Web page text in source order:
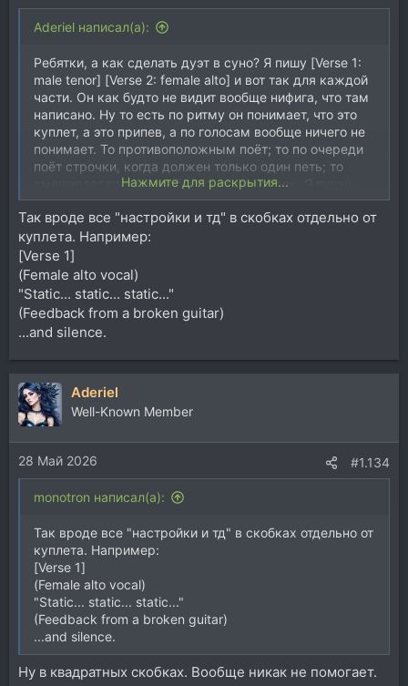
Aderiel написал(а):
Ребятки, а как сделать дуэт в суно? Я пишу [Verse 1:
male tenor] [Verse 2: female alto] и вот так для каждой
части. Он как будто не видит вообще нифига, что там
написано. Ну то есть по ритму он понимает, что это
куплет, а это припев, а по голосам вообще ничего не
понимает. То противоположным поёт; то по очереди
поёт строчки, когда должен только один петь; то
смешивает голоса вообще посреди строк. Я пишу:
[Verse 1: only male tenor], [Verse 2: only female alto] - не
понимает.
Я убрала теноры, альты, он всё равно ниче не
понимает. Написала в styles, мол обращай внимание
на подсказки male и female, он тоже не понимает.
Как сделать, чтоб он понял?
Так тоже не понимает:
[Male Vocalist]
[Verse 1]
Нажмите для раскрытия...
Так вроде все "настройки и тд" в скобках отдельно от
куплета. Например:
[Verse 1]
(Female alto vocal)
"Static... static... static..."
(Feedback from a broken guitar)
...and silence.
Aderiel
Well-Known Member
28 Май 2026 #1.134
monotron написал(а):
Так вроде все "настройки и тд" в скобках отдельно от
куплета. Например:
[Verse 1]
(Female alto vocal)
"Static... static... static..."
(Feedback from a broken guitar)
...and silence.
Ну в квадратных скобках. Вообще никак не помогает.